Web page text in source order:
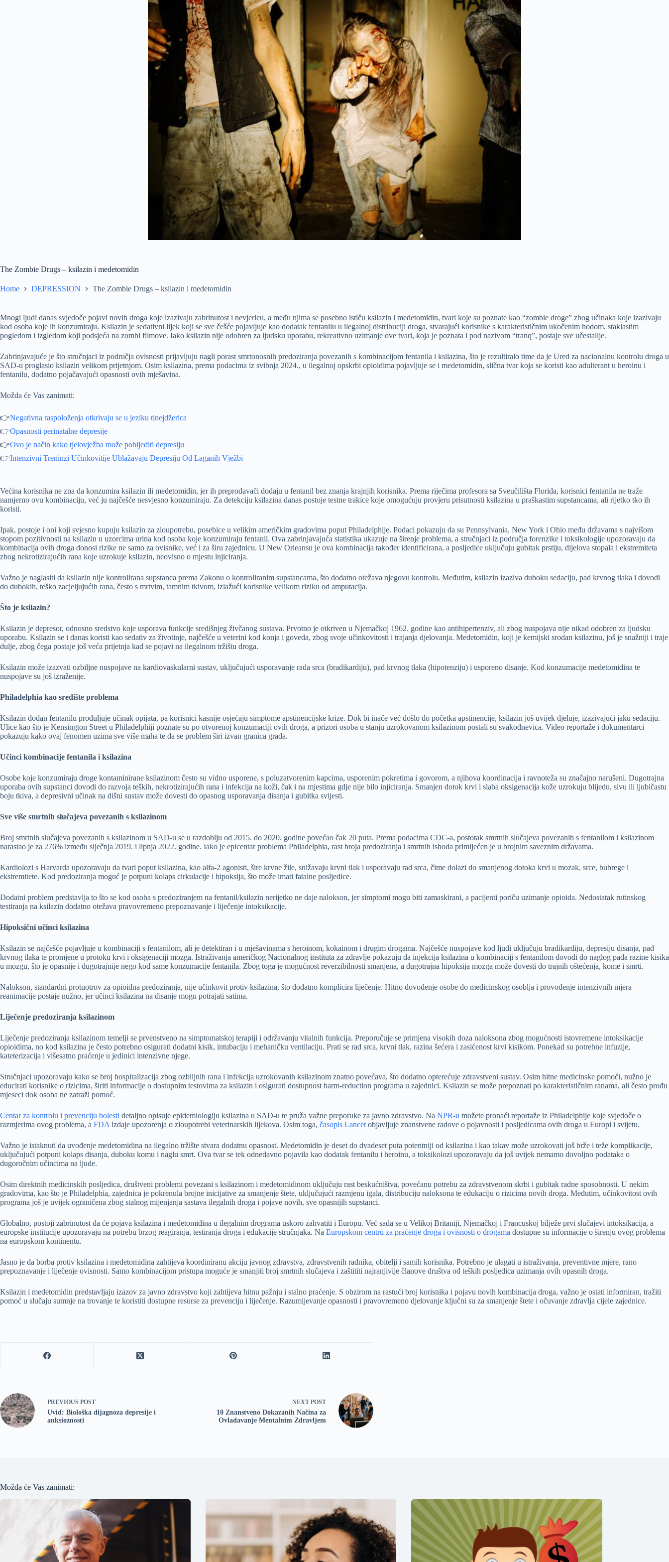
The Zombie Drugs – ksilazin i medetomidin
Home DEPRESSION The Zombie Drugs – ksilazin i medetomidin
Mnogi ljudi danas svjedoče pojavi novih droga koje izazivaju zabrinutost i nevjericu, a među njima se posebno ističu ksilazin i medetomidin, tvari koje su poznate kao “zombie droge” zbog učinaka koje izazivaju
kod osoba koje ih konzumiraju. Ksilazin je sedativni lijek koji se sve češće pojavljuje kao dodatak fentanilu u ilegalnoj distribuciji droga, stvarajući korisnike s karakterističnim ukočenim hodom, staklastim
pogledom i izgledom koji podsjeća na zombi filmove. Iako ksilazin nije odobren za ljudsku uporabu, rekreativno uzimanje ove tvari, koja je poznata i pod nazivom “tranq”, postaje sve učestalije.
Zabrinjavajuće je što stručnjaci iz područja ovisnosti prijavljuju nagli porast smrtonosnih predoziranja povezanih s kombinacijom fentanila i ksilazina, što je rezultiralo time da je Ured za nacionalnu kontrolu droga u
SAD-u proglasio ksilazin velikom prijetnjom. Osim ksilazina, prema podacima iz svibnja 2024., u ilegalnoj opskrbi opioidima pojavljuje se i medetomidin, slična tvar koja se koristi kao adulterant u heroinu i
fentanilu, dodatno pojačavajući opasnosti ovih mješavina.
Možda će Vas zanimati:
👉Negativna raspoloženja otkrivaju se u jeziku tinejdžerica
👉Opasnosti perinatalne depresije
👉Ovo je način kako tjelovježba može pobijediti depresiju
👉Intenzivni Treninzi Učinkovitije Ublažavaju Depresiju Od Laganih Vježbi
Većina korisnika ne zna da konzumira ksilazin ili medetomidin, jer ih preprodavači dodaju u fentanil bez znanja krajnjih korisnika. Prema riječima profesora sa Sveučilišta Florida, korisnici fentanila ne traže
namjerno ovu kombinaciju, već ju najčešće nesvjesno konzumiraju. Za detekciju ksilazina danas postoje testne trakice koje omogućuju provjeru prisutnosti ksilazina u praškastim supstancama, ali rijetko tko ih
koristi.
Ipak, postoje i oni koji svjesno kupuju ksilazin za zloupotrebu, posebice u velikim američkim gradovima poput Philadelphije. Podaci pokazuju da su Pennsylvania, New York i Ohio među državama s najvišom
stopom pozitivnosti na ksilazin u uzorcima urina kod osoba koje konzumiraju fentanil. Ova zabrinjavajuća statistika ukazuje na širenje problema, a stručnjaci iz područja forenzike i toksikologije upozoravaju da
kombinacija ovih droga donosi rizike ne samo za ovisnike, već i za širu zajednicu. U New Orleansu je ova kombinacija također identificirana, a posljedice uključuju gubitak prstiju, dijelova stopala i ekstremiteta
zbog nekrotizirajućih rana koje uzrokuje ksilazin, neovisno o mjestu injiciranja.
Važno je naglasiti da ksilazin nije kontrolirana supstanca prema Zakonu o kontroliranim supstancama, što dodatno otežava njegovu kontrolu. Međutim, ksilazin izaziva duboku sedaciju, pad krvnog tlaka i dovodi
do dubokih, teško zacjeljujućih rana, često s mrtvim, tamnim tkivom, izlažući korisnike velikom riziku od amputacija.
Što je ksilazin?
Ksilazin je depresor, odnosno sredstvo koje usporava funkcije središnjeg živčanog sustava. Prvotno je otkriven u Njemačkoj 1962. godine kao antihipertenziv, ali zbog nuspojava nije nikad odobren za ljudsku
uporabu. Ksilazin se i danas koristi kao sedativ za životinje, najčešće u veterini kod konja i goveda, zbog svoje učinkovitosti i trajanja djelovanja. Medetomidin, koji je kemijski srodan ksilazinu, još je snažniji i traje
dulje, zbog čega postaje još veća prijetnja kad se pojavi na ilegalnom tržištu droga.
Ksilazin može izazvati ozbiljne nuspojave na kardiovaskularni sustav, uključujući usporavanje rada srca (bradikardiju), pad krvnog tlaka (hipotenziju) i usporeno disanje. Kod konzumacije medetomidina te
nuspojave su još izraženije.
Philadelphia kao središte problema
Ksilazin dodan fentanilu produljuje učinak opijata, pa korisnici kasnije osjećaju simptome apstinencijske krize. Dok bi inače već došlo do početka apstinencije, ksilazin još uvijek djeluje, izazivajući jaku sedaciju.
Ulice kao što je Kensington Street u Philadelphiji poznate su po otvorenoj konzumaciji ovih droga, a prizori osoba u stanju uzrokovanom ksilazinom postali su svakodnevica. Video reportaže i dokumentarci
pokazuju kako ovaj fenomen uzima sve više maha te da se problem širi izvan granica grada.
Učinci kombinacije fentanila i ksilazina
Osobe koje konzumiraju droge kontaminirane ksilazinom često su vidno usporene, s poluzatvorenim kapcima, usporenim pokretima i govorom, a njihova koordinacija i ravnoteža su značajno narušeni. Dugotrajna
uporaba ovih supstanci dovodi do razvoja teških, nekrotizirajućih rana i infekcija na koži, čak i na mjestima gdje nije bilo injiciranja. Smanjen dotok krvi i slaba oksigenacija kože uzrokuju blijedu, sivu ili ljubičastu
boju tkiva, a depresivni učinak na dišni sustav može dovesti do opasnog usporavanja disanja i gubitka svijesti.
Sve više smrtnih slučajeva povezanih s ksilazinom
Broj smrtnih slučajeva povezanih s ksilazinom u SAD-u se u razdoblju od 2015. do 2020. godine povećao čak 20 puta. Prema podacima CDC-a, postotak smrtnih slučajeva povezanih s fentanilom i ksilazinom
narastao je za 276% između siječnja 2019. i lipnja 2022. godine. Iako je epicentar problema Philadelphia, rast broja predoziranja i smrtnih ishoda primijećen je u brojnim saveznim državama.
Kardiolozi s Harvarda upozoravaju da tvari poput ksilazina, kao alfa-2 agonisti, šire krvne žile, snižavaju krvni tlak i usporavaju rad srca, čime dolazi do smanjenog dotoka krvi u mozak, srce, bubrege i
ekstremitete. Kod predoziranja moguć je potpuni kolaps cirkulacije i hipoksija, što može imati fatalne posljedice.
Dodatni problem predstavlja to što se kod osoba s predoziranjem na fentanil/ksilazin nerijetko ne daje nalokson, jer simptomi mogu biti zamaskirani, a pacijenti poriču uzimanje opioida. Nedostatak rutinskog
testiranja na ksilazin dodatno otežava pravovremeno prepoznavanje i liječenje intoksikacije.
Hipoksični učinci ksilazina
Ksilazin se najčešće pojavljuje u kombinaciji s fentanilom, ali je detektiran i u mješavinama s heroinom, kokainom i drugim drogama. Najčešće nuspojave kod ljudi uključuju bradikardiju, depresiju disanja, pad
krvnog tlaka te promjene u protoku krvi i oksigenaciji mozga. Istraživanja američkog Nacionalnog instituta za zdravlje pokazuju da injekcija ksilazina u kombinaciji s fentanilom dovodi do naglog pada razine kisika
u mozgu, što je opasnije i dugotrajnije nego kod same konzumacije fentanila. Zbog toga je mogućnost reverzibilnosti smanjena, a dugotrajna hipoksija mozga može dovesti do trajnih oštećenja, kome i smrti.
Nalokson, standardni protuotrov za opioidna predoziranja, nije učinkovit protiv ksilazina, što dodatno komplicira liječenje. Hitno dovođenje osobe do medicinskog osoblja i provođenje intenzivnih mjera
reanimacije postaje nužno, jer učinci ksilazina na disanje mogu potrajati satima.
Liječenje predoziranja ksilazinom
Liječenje predoziranja ksilazinom temelji se prvenstveno na simptomatskoj terapiji i održavanju vitalnih funkcija. Preporučuje se primjena visokih doza naloksona zbog mogućnosti istovremene intoksikacije
opioidima, no kod ksilazina je često potrebno osigurati dodatni kisik, intubaciju i mehaničku ventilaciju. Prati se rad srca, krvni tlak, razina šećera i zasićenost krvi kisikom. Ponekad su potrebne infuzije,
kateterizacija i višesatno praćenje u jedinici intenzivne njege.
Stručnjaci upozoravaju kako se broj hospitalizacija zbog ozbiljnih rana i infekcija uzrokovanih ksilazinom znatno povećava, što dodatno opterećuje zdravstveni sustav. Osim hitne medicinske pomoći, nužno je
educirati korisnike o rizicima, širiti informacije o dostupnim testovima za ksilazin i osigurati dostupnost harm-reduction programa u zajednici. Ksilazin se može prepoznati po karakterističnim ranama, ali često prođu
mjeseci dok osoba ne zatraži pomoć.
Centar za kontrolu i prevenciju bolesti detaljno opisuje epidemiologiju ksilazina u SAD-u te pruža važne preporuke za javno zdravstvo. Na NPR-u možete pronaći reportaže iz Philadelphije koje svjedoče o
razmjerima ovog problema, a FDA izdaje upozorenja o zloupotrebi veterinarskih lijekova. Osim toga, časopis Lancet objavljuje znanstvene radove o pojavnosti i posljedicama ovih droga u Europi i svijetu.
Važno je istaknuti da uvođenje medetomidina na ilegalno tržište stvara dodatnu opasnost. Medetomidin je deset do dvadeset puta potentniji od ksilazina i kao takav može uzrokovati još brže i teže komplikacije,
uključujući potpuni kolaps disanja, duboku komu i naglu smrt. Ova tvar se tek odnedavno pojavila kao dodatak fentanilu i heroinu, a toksikolozi upozoravaju da još uvijek nemamo dovoljno podataka o
dugoročnim učincima na ljude.
Osim direktnih medicinskih posljedica, društveni problemi povezani s ksilazinom i medetomidinom uključuju rast beskućništva, povećanu potrebu za zdravstvenom skrbi i gubitak radne sposobnosti. U nekim
gradovima, kao što je Philadelphia, zajednica je pokrenula brojne inicijative za smanjenje štete, uključujući razmjenu igala, distribuciju naloksona te edukaciju o rizicima novih droga. Međutim, učinkovitost ovih
programa još je uvijek ograničena zbog stalnog mijenjanja sastava ilegalnih droga i pojave novih, sve opasnijih supstanci.
Globalno, postoji zabrinutost da će pojava ksilazina i medetomidina u ilegalnim drograma uskoro zahvatiti i Europu. Već sada se u Velikoj Britaniji, Njemačkoj i Francuskoj bilježe prvi slučajevi intoksikacija, a
europske institucije upozoravaju na potrebu brzog reagiranja, testiranja droga i edukacije stručnjaka. Na Europskom centru za praćenje droga i ovisnosti o drogama dostupne su informacije o širenju ovog problema
na europskom kontinentu.
Jasno je da borba protiv ksilazina i medetomidina zahtijeva koordiniranu akciju javnog zdravstva, zdravstvenih radnika, obitelji i samih korisnika. Potrebno je ulagati u istraživanja, preventivne mjere, rano
prepoznavanje i liječenje ovisnosti. Samo kombinacijom pristupa moguće je smanjiti broj smrtnih slučajeva i zaštititi najranjivije članove društva od teških posljedica uzimanja ovih opasnih droga.
Ksilazin i medetomidin predstavljaju izazov za javno zdravstvo koji zahtijeva hitnu pažnju i stalno praćenje. S obzirom na rastući broj korisnika i pojavu novih kombinacija droga, važno je ostati informiran, tražiti
pomoć u slučaju sumnje na trovanje te koristiti dostupne resurse za prevenciju i liječenje. Razumijevanje opasnosti i pravovremeno djelovanje ključni su za smanjenje štete i očuvanje zdravlja cijele zajednice.
PREVIOUS POST
Uvid: Biološka dijagnoza depresije i
anksioznosti
NEXT POST
10 Znanstveno Dokazanih Načina za
Ovladavanje Mentalnim Zdravljem
Možda će Vas zanimati: